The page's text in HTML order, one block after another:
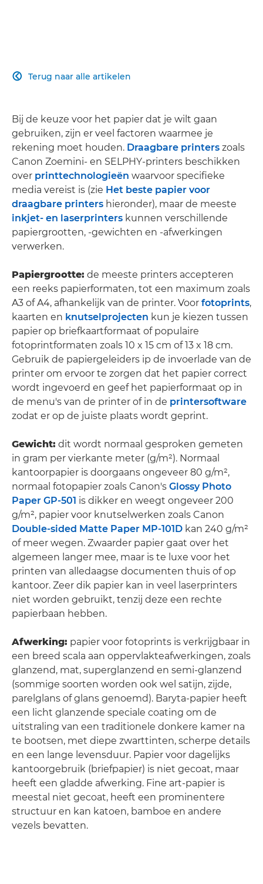
Terug naar alle artikelen

Bij de keuze voor het papier dat je wilt gaan
gebruiken, zijn er veel factoren waarmee je
rekening moet houden. Draagbare printers zoals
Canon Zoemini- en SELPHY-printers beschikken
over printtechnologieën waarvoor specifieke
media vereist is (zie Het beste papier voor
draagbare printers hieronder), maar de meeste
inkjet- en laserprinters kunnen verschillende
papiergrootten, -gewichten en -afwerkingen
verwerken.
Papiergrootte: de meeste printers accepteren
een reeks papierformaten, tot een maximum zoals
A3 of A4, afhankelijk van de printer. Voor fotoprints,
kaarten en knutselprojecten kun je kiezen tussen
papier op briefkaartformaat of populaire
fotoprintformaten zoals 10 x 15 cm of 13 x 18 cm.
Gebruik de papiergeleiders ip de invoerlade van de
printer om ervoor te zorgen dat het papier correct
wordt ingevoerd en geef het papierformaat op in
de menu's van de printer of in de printersoftware
zodat er op de juiste plaats wordt geprint.
Gewicht: dit wordt normaal gesproken gemeten
in gram per vierkante meter (g/m²). Normaal
kantoorpapier is doorgaans ongeveer 80 g/m²,
normaal fotopapier zoals Canon's Glossy Photo
Paper GP-501 is dikker en weegt ongeveer 200
g/m², papier voor knutselwerken zoals Canon
Double-sided Matte Paper MP-101D kan 240 g/m²
of meer wegen. Zwaarder papier gaat over het
algemeen langer mee, maar is te luxe voor het
printen van alledaagse documenten thuis of op
kantoor. Zeer dik papier kan in veel laserprinters
niet worden gebruikt, tenzij deze een rechte
papierbaan hebben.
Afwerking: papier voor fotoprints is verkrijgbaar in
een breed scala aan oppervlakteafwerkingen, zoals
glanzend, mat, superglanzend en semi-glanzend
(sommige soorten worden ook wel satijn, zijde,
parelglans of glans genoemd). Baryta-papier heeft
een licht glanzende speciale coating om de
uitstraling van een traditionele donkere kamer na
te bootsen, met diepe zwarttinten, scherpe details
en een lange levensduur. Papier voor dagelijks
kantoorgebruik (briefpapier) is niet gecoat, maar
heeft een gladde afwerking. Fine art-papier is
meestal niet gecoat, heeft een prominentere
structuur en kan katoen, bamboe en andere
vezels bevatten.